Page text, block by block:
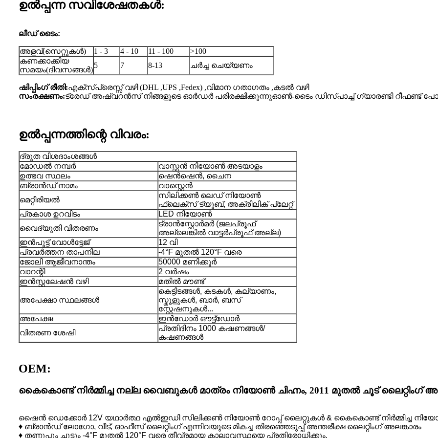
ഉൽപ്പന്ന സവിശേഷതകൾ:
ലീഡ് ടൈം:
അളവ്(സെറ്റുകൾ) 1 - 3 4 - 10 11 - 100
>100
കണക്കാക്കിയ
സമയം(ദിവസങ്ങൾ)
5 7 8-13 ചർച്ച ചെയ്യണം
ഷിപ്പിംഗ് രീതി:എക്സ്പ്രെസ്സ് വഴി (DHL ,UPS ,Fedex) ,വിമാന ഗതാഗതം ,കടൽ വഴി
സംരക്ഷണം:ട്രേഡ് അഷ്വറൻസ് നിങ്ങളുടെ ഓർഡർ പരിരക്ഷിക്കുന്നുഓൺ-ടൈം ഡിസ്പാച്ച് ഗ്യാരണ്ടി റീഫണ്ട്
ഉൽപ്പന്നത്തിന്റെ വിവരം:
ദ്രുത വിശദാംശങ്ങൾ
മോഡൽ നമ്പർ
വാസ്റ്റൻ നിയോൺ അടയാളം
ഉത്ഭവ സ്ഥലം
ഷെൻഷെൻ, ചൈന
ബ്രാൻഡ് നാമം
വാസ്റ്റെൻ
മെറ്റീരിയൽ
സിലിക്കൺ ലെഡ് നിയോൺ
ഫ്ലെക്സ് ട്യൂബ്, അക്രിലിക് പ്ലേറ്റ്
പ്രകാശ ഉറവിടം
LED നിയോൺ
വൈദ്യുതി വിതരണം
ട്രാൻസ്ഫോർമർ (ജലപ്രൂഫ്
അല്ലെങ്കിൽ വാട്ടർപ്രൂഫ് അല്ല)
ഇൻപുട്ട് വോൾട്ടേജ്
12 വി
പ്രവർത്തന താപനില
-4°F മുതൽ 120°F വരെ
ജോലി ആജീവനാന്തം
50000 മണിക്കൂർ
വാറന്റി
2 വർഷം
ഇൻസ്റ്റലേഷൻ വഴി
മതിൽ മൗണ്ട്
അപേക്ഷാ സ്ഥലങ്ങൾ
കെട്ടിടങ്ങൾ, കടകൾ, കല്യാണം,
സ്കൂളുകൾ, ബാർ, ബസ്
സ്റ്റേഷനുകൾ...
അപേക്ഷ
ഇൻഡോർ ഔട്ട്ഡോർ
വിതരണ ശേഷി
പ്രതിദിനം 1000 കഷണങ്ങൾ/
കഷണങ്ങൾ
OEM:
കൈകൊണ്ട് നിർമ്മിച്ച നല്ല വൈബുകൾ മാത്രം നിയോൺ ചിഹ്നം, 2011 മുതൽ ചൂട്
ഷൈൻ ഡെക്കോർ 12V യഥാർത്ഥ എൽഇഡി സിലിക്കൺ നിയോൺ റോപ്പ് ലൈറ്റുകൾ & കൈകൊണ്ട് നിർമ്മിച്ച
♦ ബ്രാൻഡ് ലോഗോ, വീട്, ഓഫീസ് ലൈറ്റിംഗ് എന്നിവയുടെ മികച്ച തിരഞ്ഞെടുപ്പ് അന്തരീക്ഷ ലൈറ്റിംഗ് അലങ്കാരം
♦ തണുപ്പും ചൂടും -4°F മുതൽ 120°F വരെ തീവ്രമായ കാലാവസ്ഥയെ പ്രതിരോധിക്കും.